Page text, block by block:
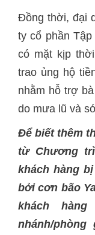
Đồng thời, đại
ty cổ phần
có mặt kịp
trao ủng hộ
nhằm hỗ trợ
do mưa lũ và
Để biết thêm
từ Chương
khách hàng
bởi cơn bão
khách
nhánh/